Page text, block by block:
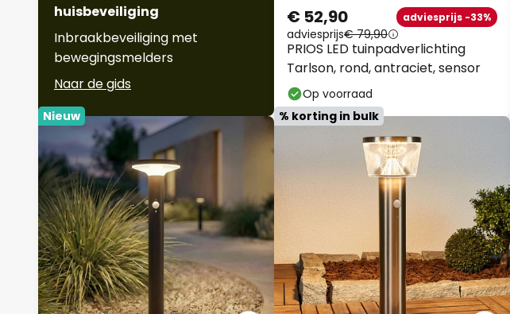
huisbeveiliging
Inbraakbeveiliging met
bewegingsmelders
Naar de gids
PRIOS LED tuinpadverlichting
Tarlson, rond, antraciet, sensor
€ 52,90 adviesprijs -33%
adviesprijs€ 79,90
Op voorraad
Nieuw
% korting in bulk